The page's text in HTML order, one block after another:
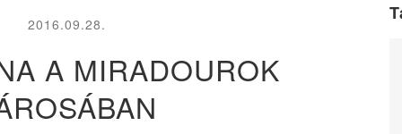
2016.09.28.
A MIRADOUROK